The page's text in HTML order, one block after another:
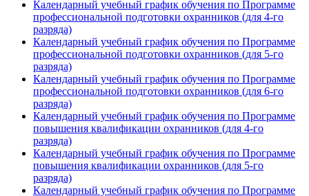
Календарный учебный график обучения по Программе
профессиональной подготовки охранников (для 4-го
разряда)
Календарный учебный график обучения по Программе
профессиональной подготовки охранников (для 5-го
разряда)
Календарный учебный график обучения по Программе
профессиональной подготовки охранников (для 6-го
разряда)
Календарный учебный график обучения по Программе
повышения квалификации охранников (для 4-го
разряда)
Календарный учебный график обучения по Программе
повышения квалификации охранников (для 5-го
разряда)
Календарный учебный график обучения по Программе